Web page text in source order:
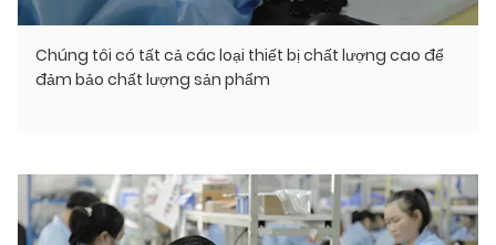
Chúng tôi có tất cả các loại thiết bị chất lượng cao để
đảm bảo chất lượng sản phẩm